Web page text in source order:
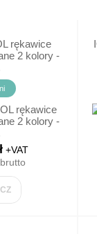
DLA
/
/
rękawice
2 kolory -
+VAT